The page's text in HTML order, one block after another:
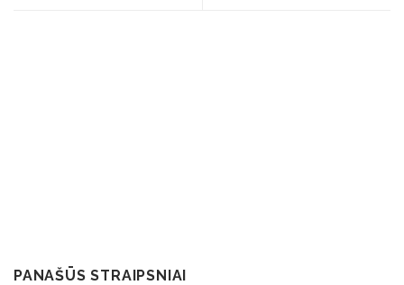
PANAŠŪS STRAIPSNIAI